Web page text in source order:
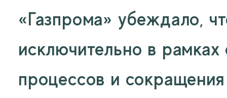
«Газпрома» убеждало,
исключительно в
процессов и